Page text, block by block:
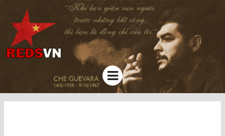
Kênh chia sẻ tri thức cộng đồng
Menu